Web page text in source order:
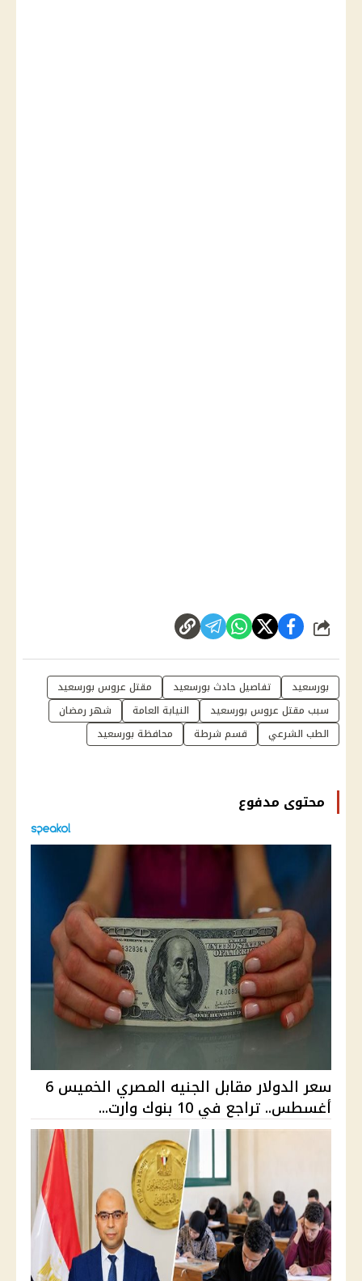
شارك
بورسعيد تفاصيل حادث بورسعيد
مقتل عروس بورسعيد
سبب مقتل عروس بورسعيد
النيابة العامة
شهر رمضان
الطب الشرعي
قسم شرطة محافظة بورسعيد
محتوى مدفوع
سعر الدولار مقابل الجنيه المصري الخميس 6
أغسطس.. تراجع في 10 بنوك وارت...